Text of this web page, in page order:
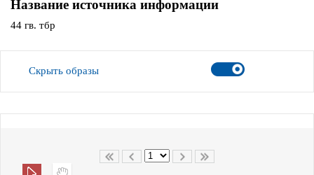
Название источника информации
44 гв. тбр
Скрыть образы